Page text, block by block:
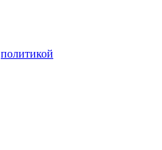
политикой